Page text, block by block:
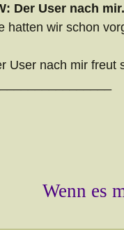
Der User nach
hatten wir schon
User nach mir freut
Wenn es